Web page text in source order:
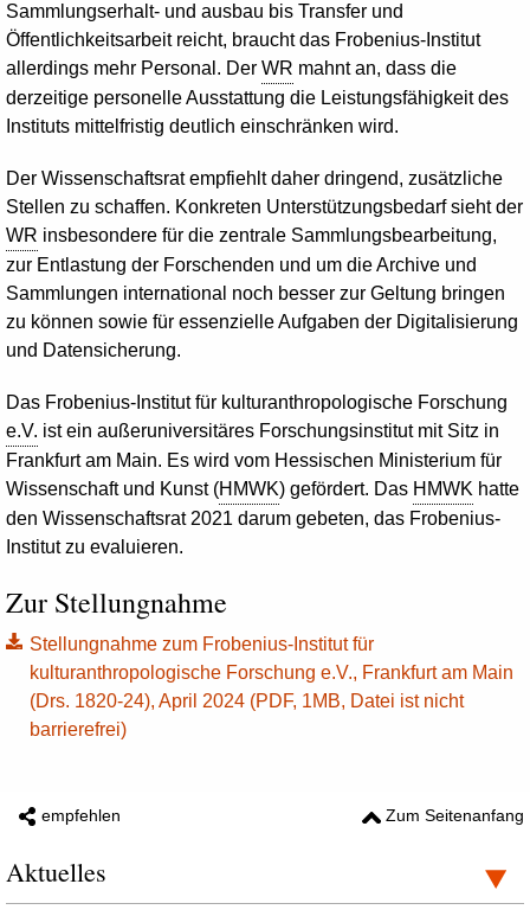
Sammlungserhalt- und ausbau bis Transfer und
Öffentlichkeitsarbeit reicht, braucht das Frobenius-Institut
allerdings mehr Personal. Der WR mahnt an, dass die
derzeitige personelle Ausstattung die Leistungsfähigkeit des
Instituts mittelfristig deutlich einschränken wird.
Der Wissenschaftsrat empfiehlt daher dringend, zusätzliche
Stellen zu schaffen. Konkreten Unterstützungsbedarf sieht der
WR insbesondere für die zentrale Sammlungsbearbeitung,
zur Entlastung der Forschenden und um die Archive und
Sammlungen international noch besser zur Geltung bringen
zu können sowie für essenzielle Aufgaben der Digitalisierung
und Datensicherung.
Das Frobenius-Institut für kulturanthropologische Forschung
e.V. ist ein außeruniversitäres Forschungsinstitut mit Sitz in
Frankfurt am Main. Es wird vom Hessischen Ministerium für
Wissenschaft und Kunst (HMWK) gefördert. Das HMWK hatte
den Wissenschaftsrat 2021 darum gebeten, das Frobenius-
Institut zu evaluieren.
Zur Stellungnahme
Stellungnahme zum Frobenius-Institut für
kulturanthropologische Forschung e.V., Frankfurt am Main
(Drs. 1820-24), April 2024 (PDF, 1MB, Datei ist nicht
barrierefrei)
empfehlen Zum Seitenanfang
Aktuelles